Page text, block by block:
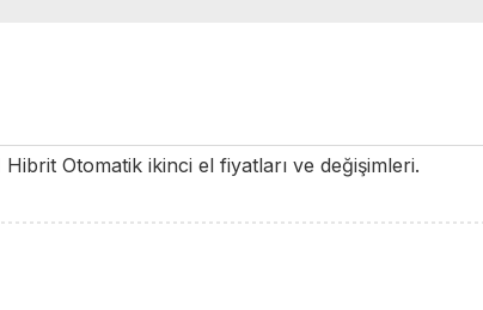
Hibrit Otomatik ikinci el fiyatları ve değişimleri.